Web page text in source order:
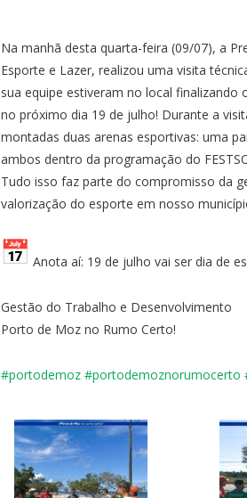
Na manhã desta quarta-feira (09/07), a
Esporte e Lazer, realizou uma visita
sua equipe estiveram no local finalizando
no próximo dia 19 de julho! Durante a
montadas duas arenas esportivas: uma
ambos dentro da programação do
Tudo isso faz parte do compromisso da
valorização do esporte em nosso
Anota aí: 19 de julho vai ser dia de
Gestão do Trabalho e Desenvolvimento
Porto de Moz no Rumo Certo!
#portodemoz #portodemoznorumocerto